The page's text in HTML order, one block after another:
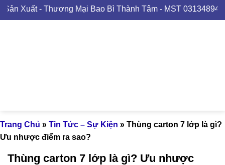
Skip
to
- Thương Mại Bao Bì Thành Tâm - MST 0313489420
Trang Chủ » Tin Tức – Sự Kiện » Thùng carton 7 lớp là gì?
Ưu nhược điểm ra sao?
Thùng carton 7 lớp là gì? Ưu nhược